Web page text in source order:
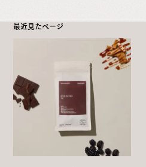
最近見たページ